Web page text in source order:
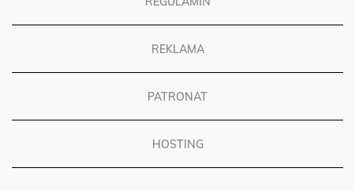
REGULAMIN
REKLAMA
PATRONAT
HOSTING